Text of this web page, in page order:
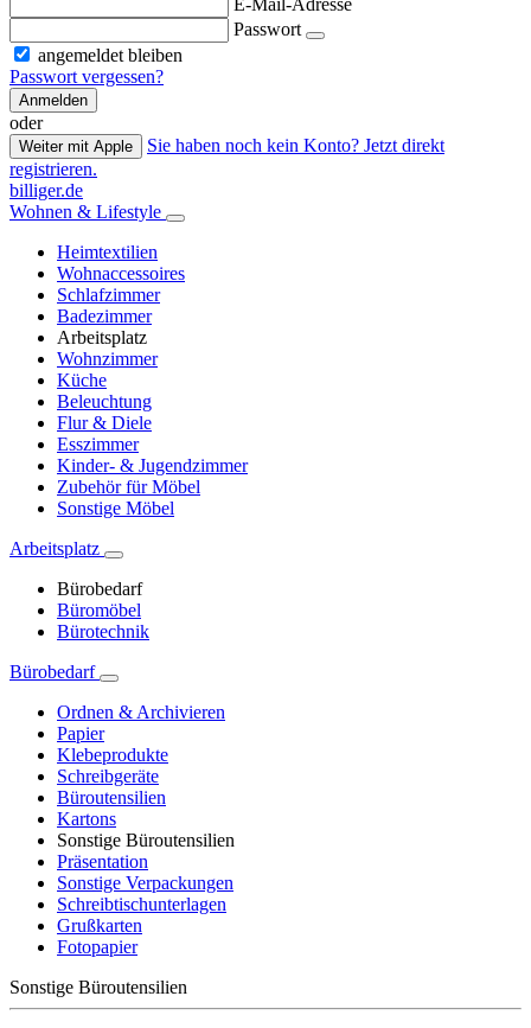
E-Mail-Adresse
Passwort
angemeldet bleiben
Passwort vergessen?
Anmelden
oder
Weiter mit Apple
Sie haben noch kein Konto? Jetzt direkt
registrieren.
billiger.de
Wohnen & Lifestyle
Heimtextilien
Wohnaccessoires
Schlafzimmer
Badezimmer
Arbeitsplatz
Wohnzimmer
Küche
Beleuchtung
Flur & Diele
Esszimmer
Kinder- & Jugendzimmer
Zubehör für Möbel
Sonstige Möbel
Arbeitsplatz
Bürobedarf
Büromöbel
Bürotechnik
Bürobedarf
Ordnen & Archivieren
Papier
Klebeprodukte
Schreibgeräte
Büroutensilien
Kartons
Sonstige Büroutensilien
Präsentation
Sonstige Verpackungen
Schreibtischunterlagen
Grußkarten
Fotopapier
Sonstige Büroutensilien